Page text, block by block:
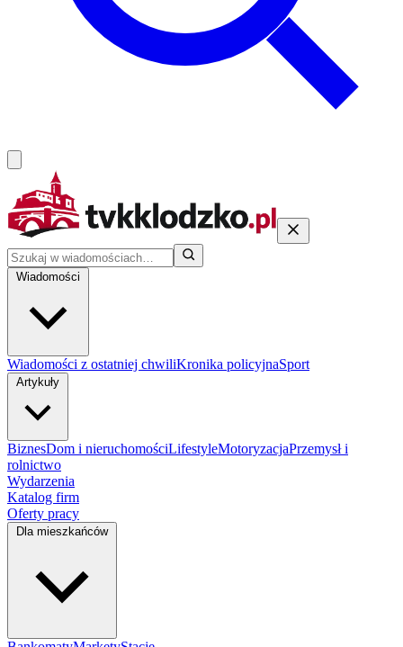
Wiadomości
Wiadomości z ostatniej chwiliKronika policyjnaSport
Artykuły
BiznesDom i nieruchomościLifestyleMotoryzacjaPrzemysł i
rolnictwo
Wydarzenia
Katalog firm
Oferty pracy
Dla mieszkańców